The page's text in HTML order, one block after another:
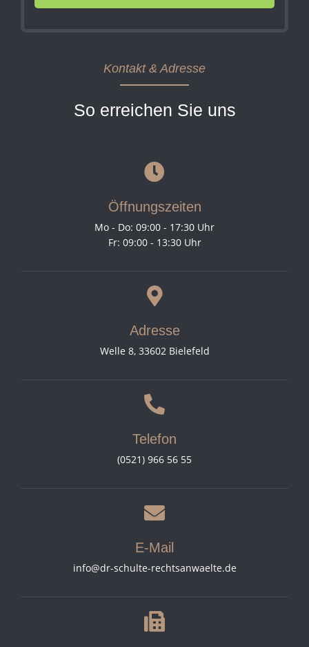
Kontakt & Adresse
So erreichen Sie uns
Öffnungszeiten
Mo - Do: 09:00 - 17:30 Uhr
Fr: 09:00 - 13:30 Uhr
Adresse
Welle 8, 33602 Bielefeld
Telefon
(0521) 966 56 55
E-Mail
info@dr-schulte-rechtsanwaelte.de